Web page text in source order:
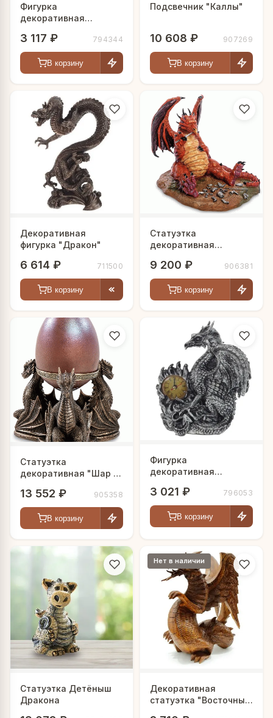
Фигурка
декоративная
H19,5 см
3 117 ₽ 794344
В корзину
Подсвечник "Каллы"
10 608 ₽ 907269
В корзину
Декоративная
фигурка "Дракон"
6 614 ₽ 711500
В корзину
Статуэтка
декоративная
9 200 ₽ 906381
В корзину
Статуэтка
декоративная "Шар и
13 552 ₽ 905358
В корзину
Фигурка
декоративная
3 021 ₽ 796053
В корзину
Статуэтка Детёныш
Дракона
Нет в наличии
Декоративная
статуэтка "Восточный